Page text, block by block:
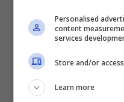
Personalised
content
services
Store and/or
Learn more